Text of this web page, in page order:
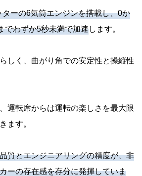
ターの6気筒エンジンを搭載し、0か
でわずか5秒未満で加速します。
しく、曲がり角での安定性と操縦性
運転席からは運転の楽しさを最大限
ます。
質とエンジニアリングの精度が、非
ーの存在感を存分に発揮していま